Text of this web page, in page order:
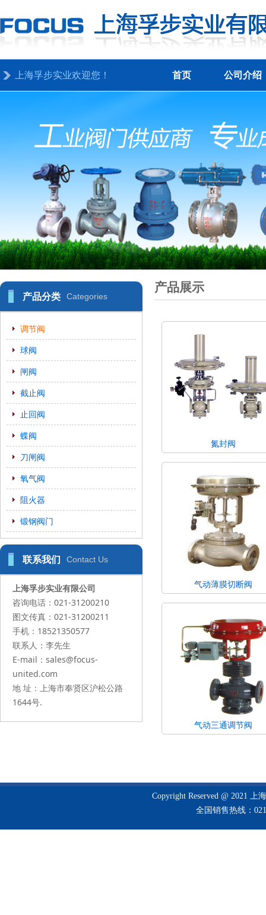
上海孚步实业欢迎您！ 首页 公司介绍
产品分类 Categories
调节阀
球阀
闸阀
截止阀
止回阀
蝶阀
刀闸阀
氧气阀
阻火器
锻钢阀门
联系我们 Contact Us
上海孚步实业有限公司
咨询电话：021-31200210
图文传真：021-31200211
手机：18521350577
联系人：李先生
E-mail：sales@focus-
united.com
地 址：上海市奉贤区沪松公路
1644号.
产品展示
氮封阀
气动薄膜切断阀
气动三通调节阀
Copyright Reserved @ 2021
全国销售热线：